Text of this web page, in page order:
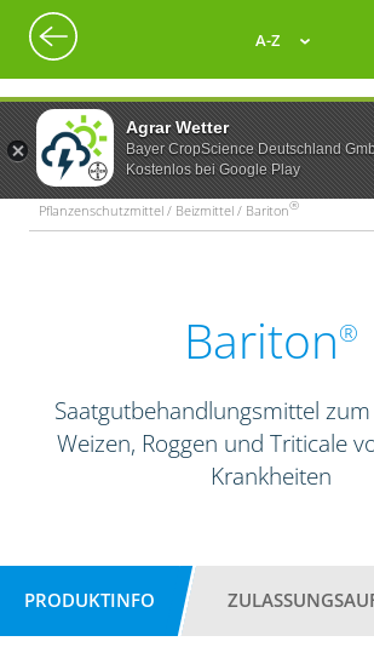
Agrar Wetter
Bayer CropScience Deutschland
Kostenlos bei Google Play
A-Z
Pflanzenschutzmittel / Beizmittel / Bariton®
Bariton®
Saatgutbehandlungsmittel
Weizen, Roggen und Triticale
Krankheiten
PRODUKTINFO